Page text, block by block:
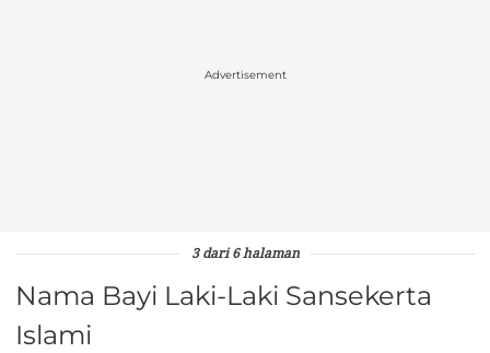
Advertisement
3 dari 6 halaman
Nama Bayi Laki-Laki Sansekerta
Islami